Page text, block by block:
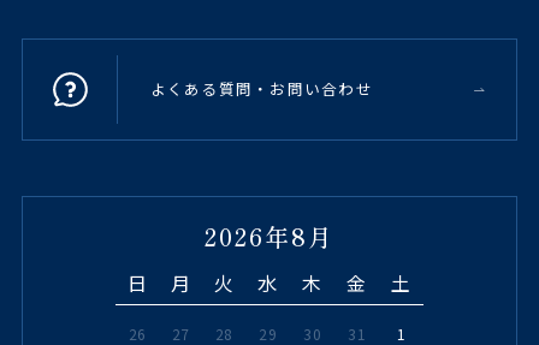
よくある質問・お問い合わせ
2026年8月
日 月 火 水 木 金 土
26 27 28 29 30 31 1